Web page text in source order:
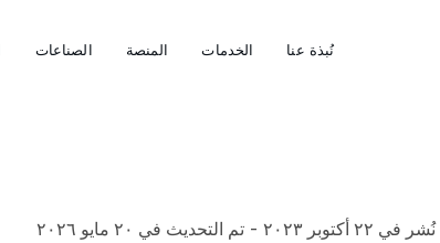
نُبذة عنا الخدمات المنصة الصناعات
نُشر في ٢٢ أكتوبر ٢٠٢٣ - تم التحديث في ٢٠ مايو ٢٠٢٦